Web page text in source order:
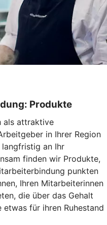
Produkte
als attraktive
in Ihrer Region
an Ihr
finden wir Produkte,
punkten
Ihren Mitarbeiterinnen
die über das Gehalt
für ihren Ruhestand